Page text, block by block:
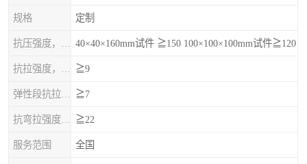
规格 定制
40×40×160mm试件 ≧150 100×100×100mm试件≧120
≧9
≧7
≧22
服务范围 全国